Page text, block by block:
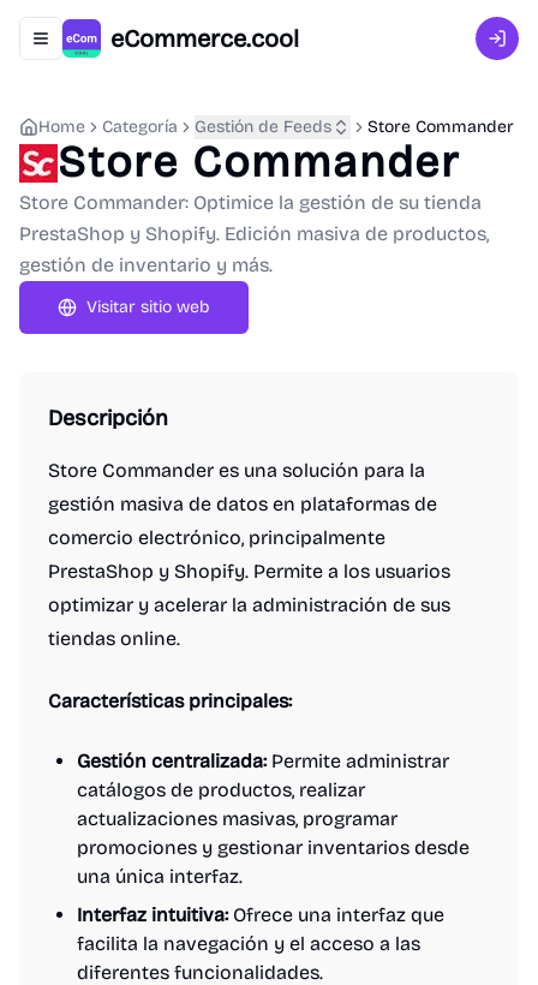
Abrir menú de navegación
eCommerce.cool
Home Categoría Gestión de Feeds Store Commander
Store Commander
Store Commander: Optimice la gestión de su tienda
PrestaShop y Shopify. Edición masiva de productos,
gestión de inventario y más.
Visitar sitio web
Descripción
Store Commander es una solución para la
gestión masiva de datos en plataformas de
comercio electrónico, principalmente
PrestaShop y Shopify. Permite a los usuarios
optimizar y acelerar la administración de sus
tiendas online.
Características principales:
Gestión centralizada:Permite administrar
catálogos de productos, realizar
actualizaciones masivas, programar
promociones y gestionar inventarios desde
una única interfaz.
Interfaz intuitiva:Ofrece una interfaz que
facilita la navegación y el acceso a las
diferentes funcionalidades.